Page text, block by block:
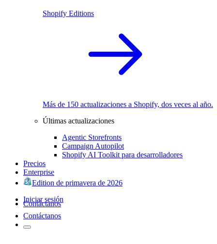
Shopify Editions
Más de 150 actualizaciones a Shopify, dos veces al año.
Últimas actualizaciones
Agentic Storefronts
Campaign Autopilot
Shopify AI Toolkit para desarrolladores
Precios
Enterprise
Edition de primavera de 2026
Iniciar sesión
Contáctanos
Contáctanos